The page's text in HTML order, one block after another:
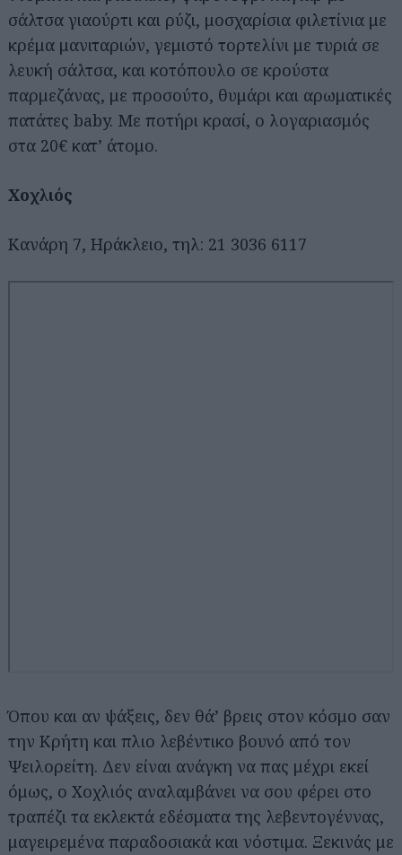
σάλτσα γιαούρτι και ρύζι, μοσχαρίσια φιλετίνια με
κρέμα μανιταριών, γεμιστό τορτελίνι με τυριά σε
λευκή σάλτσα, και κοτόπουλο σε κρούστα
παρμεζάνας, με προσούτο, θυμάρι και αρωματικές
πατάτες baby. Με ποτήρι κρασί, ο λογαριασμός
στα 20€ κατ’ άτομο.
Χοχλιός
Κανάρη 7, Ηράκλειο, τηλ: 21 3036 6117
Όπου και αν ψάξεις, δεν θά’ βρεις στον κόσμο σαν
την Κρήτη και πλιο λεβέντικο βουνό από τον
Ψειλορείτη. Δεν είναι ανάγκη να πας μέχρι εκεί
όμως, ο Χοχλιός αναλαμβάνει να σου φέρει στο
τραπέζι τα εκλεκτά εδέσματα της λεβεντογέννας,
μαγειρεμένα παραδοσιακά και νόστιμα. Ξεκινάς με